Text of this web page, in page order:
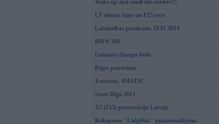
Wake up and smell the rubber!!!
LT ziemas trase un F15 tests
Labdarības pasākums 18.01.2014
BMW M6
Grāmatu draugu ķēde
Rīgas panorāma
4 seasons. 4MATIC.
Staro Rīga 2013
X5 (F15) prezentācija Latvijā
Rokoperas "Lāčplēsis" jauniestudējums